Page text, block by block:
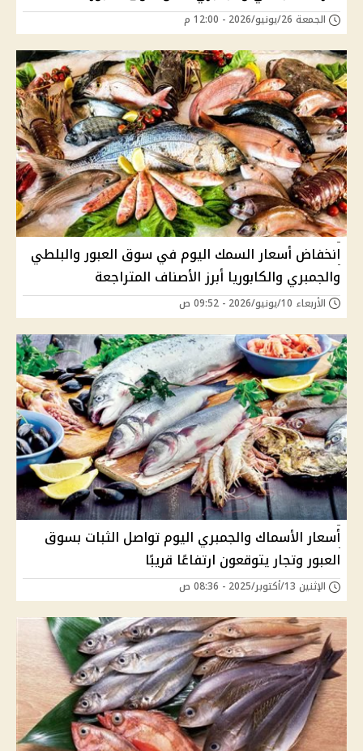
الجمعة 26/يونيو/2026 - 12:00 م
انخفاض أسعار السمك اليوم في سوق العبور والبلطي
والجمبري والكابوريا أبرز الأصناف المتراجعة
الأربعاء 10/يونيو/2026 - 09:52 ص
أسعار الأسماك والجمبري اليوم تواصل الثبات بسوق
العبور وتجار يتوقعون ارتفاعًا قريبًا
الإثنين 13/أكتوبر/2025 - 08:36 ص